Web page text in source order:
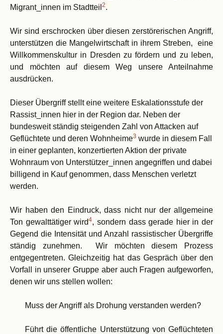
Migrant_innen im Stadtteil 2.
Wir sind erschrocken über diesen zerstörerischen Angriff,
unterstützen die Mangelwirtschaft in ihrem Streben, eine
Willkommenskultur in Dresden zu fördern und zu leben,
und möchten auf diesem Weg unsere Anteilnahme
ausdrücken.
Dieser Übergriff stellt eine weitere Eskalationsstufe der
Rassist_innen hier in der Region dar. Neben der
bundesweit ständig steigenden Zahl von Attacken auf
Geflüchtete und deren Wohnheime3 wurde in diesem Fall
in einer geplanten, konzertierten Aktion der private
Wohnraum von Unterstützer_innen angegriffen und dabei
billigend in Kauf genommen, dass Menschen verletzt
werden.
Wir haben den Eindruck, dass nicht nur der allgemeine
Ton gewalttätiger wird4, sondern dass gerade hier in der
Gegend die Intensität und Anzahl rassistischer Übergriffe
ständig zunehmen. Wir möchten diesem Prozess
entgegentreten. Gleichzeitig hat das Gespräch über den
Vorfall in unserer Gruppe aber auch Fragen aufgeworfen,
denen wir uns stellen wollen:
Muss der Angriff als Drohung verstanden werden?
Führt dieöffentliche Unterstützung von Geflüchteten